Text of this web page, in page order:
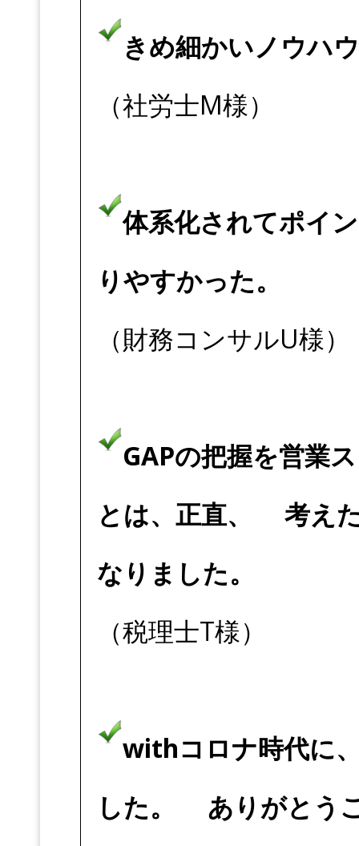
きめ細かいノウハ
（社労士M様）
体系化されてポイ
りやすかった。
（財務コンサルU様）
GAPの把握を営業
とは、正直、 考え
なりました。
（税理士T様）
withコロナ時代に
した。 ありがとう